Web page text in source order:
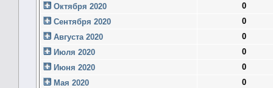
Октября 2020
0
Сентября 2020
0
Августа 2020
0
Июля 2020
0
Июня 2020
0
Мая 2020
0